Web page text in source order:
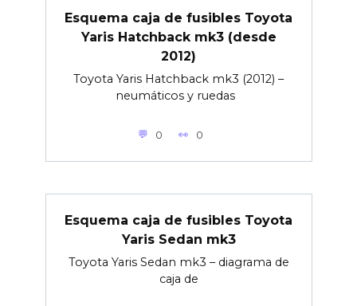
Esquema caja de fusibles Toyota
Yaris Hatchback mk3 (desde
2012)
Toyota Yaris Hatchback mk3 (2012) –
neumáticos y ruedas
0 0
Esquema caja de fusibles Toyota
Yaris Sedan mk3
Toyota Yaris Sedan mk3 – diagrama de
caja de